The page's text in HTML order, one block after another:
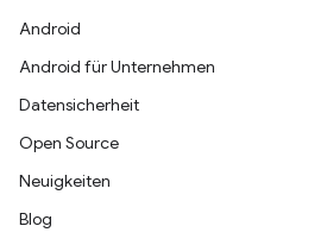
Android
Android für Unternehmen
Datensicherheit
Open Source
Neuigkeiten
Blog